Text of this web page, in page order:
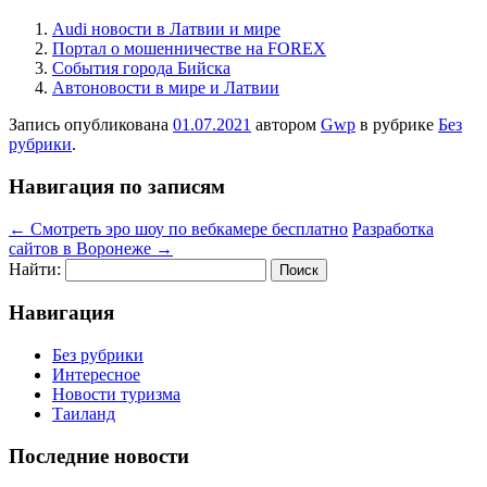
Audi новости в Латвии и мире
Портал о мошенничестве на FOREX
События города Бийска
Автоновости в мире и Латвии
Запись опубликована 01.07.2021 автором Gwp в рубрике Без
рубрики.
Навигация по записям
← Смотреть эро шоу по вебкамере бесплатно Разработка
сайтов в Воронеже →
Найти:
Навигация
Без рубрики
Интересное
Новости туризма
Таиланд
Последние новости